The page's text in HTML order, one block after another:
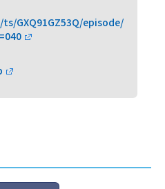
GXQ91GZ53Q/episode/